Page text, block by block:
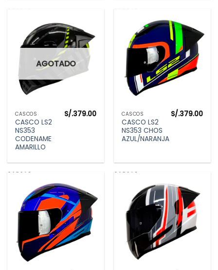
AGOTADO
CASCOS
CASCO LS2
NS353
CODENAME
AMARILLO
S/.379.00 CASCOS
CASCO LS2
NS353 CHOS
AZUL/NARANJA
S/.379.00